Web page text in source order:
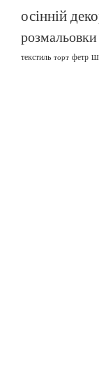
осінній
розмальовки
текстиль торт фетр